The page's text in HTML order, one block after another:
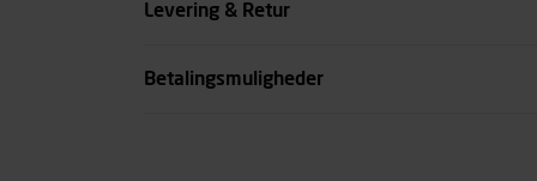
Levering & Retur
Betalingsmuligheder